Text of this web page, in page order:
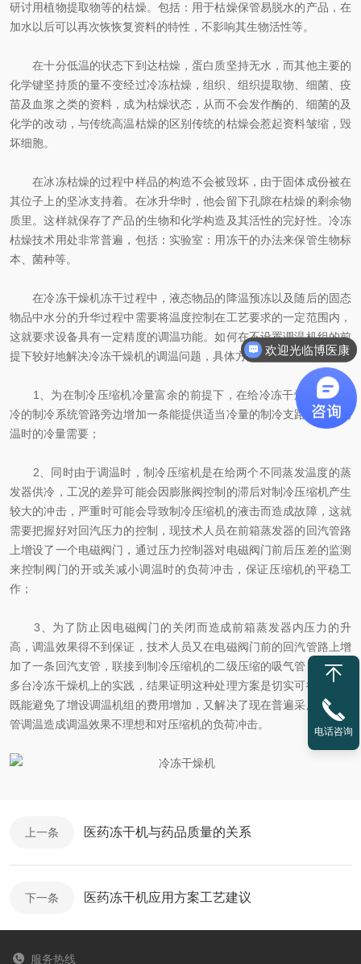
研讨用植物提取物等的枯燥。包括：用于枯燥保管易脱水的产品，在
加水以后可以再次恢恢复资料的特性，不影响其生物活性等。
在十分低温的状态下到达枯燥，蛋白质坚持无水，而其他主要的
化学键坚持质的量不变经过冷冻枯燥，组织、组织提取物、细菌、疫
苗及血浆之类的资料，成为枯燥状态，从而不会发作酶的、细菌的及
化学的改动，与传统高温枯燥的区别传统的枯燥会惹起资料皱缩，毁
坏细胞。
在冰冻枯燥的过程中样品的构造不会被毁坏，由于固体成份被在
其位子上的坚冰支持着。在冰升华时，他会留下孔隙在枯燥的剩余物
质里。这样就保存了产品的生物和化学构造及其活性的完好性。冷冻
枯燥技术用处非常普遍，包括：实验室：用冻干的办法来保管生物标
本、菌种等。
在冷冻干燥机冻干过程中，液态物品的降温预冻以及随后的固态
物品中水分的升华过程中需要将温度控制在工艺要求的一定范围内，
这就要求设备具有一定精度的调温功能。如何在不设置调温机组的前
提下较好地解决冷冻干燥机的调温问题，具体方案如下：
1、为在制冷压缩机冷量富余的前提下，在给冷冻干燥机前箱供
冷的制冷系统管路旁边增加一条能提供适当冷量的制冷支路来满足调
温时的冷量需要；
2、同时由于调温时，制冷压缩机是在给两个不同蒸发温度的蒸
发器供冷，工况的差异可能会因膨胀阀控制的滞后对制冷压缩机产生
较大的冲击，严重时可能会导致制冷压缩机的液击而造成故障，这就
需要把握好对回汽压力的控制，现技术人员在前箱蒸发器的回汽管路
上增设了一个电磁阀门，通过压力控制器对电磁阀门前后压差的监测
来控制阀门的开或关减小调温时的负荷冲击，保证压缩机的平稳工
作；
3、为了防止因电磁阀门的关闭而造成前箱蒸发器内压力的升
高，调温效果得不到保证，技术人员又在电磁阀门前的回汽管路上增
加了一条回汽支管，联接到制冷压缩机的二级压缩的吸气管，通过在
多台冷冻干燥机上的实践，结果证明这种处理方案是切实可行的，它
既能避免了增设调温机组的费用增加，又解决了现在普遍采用的毛细
管调温造成调温效果不理想和对压缩机的负荷冲击。
上一条 医药冻干机与药品质量的关系
下一条 医药冻干机应用方案工艺建议
服务热线
电话咨询
欢迎光临博医康